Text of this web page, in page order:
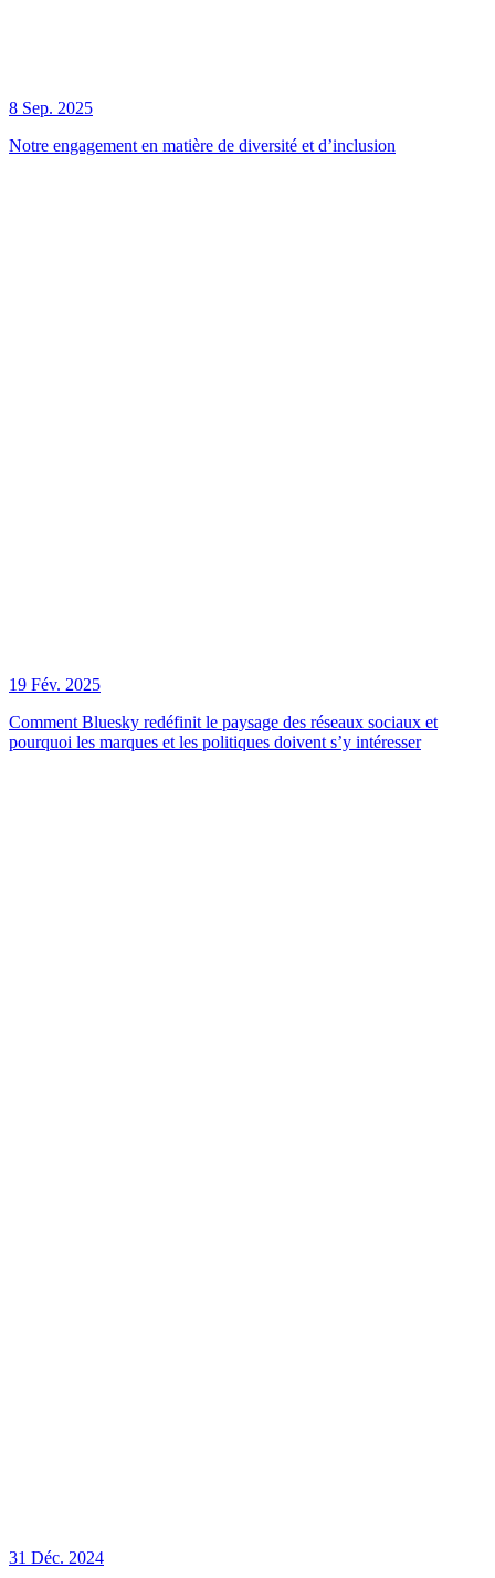
8 Sep. 2025
Notre engagement en matière de diversité et d’inclusion
19 Fév. 2025
Comment Bluesky redéfinit le paysage des réseaux sociaux et
pourquoi les marques et les politiques doivent s’y intéresser
31 Déc. 2024